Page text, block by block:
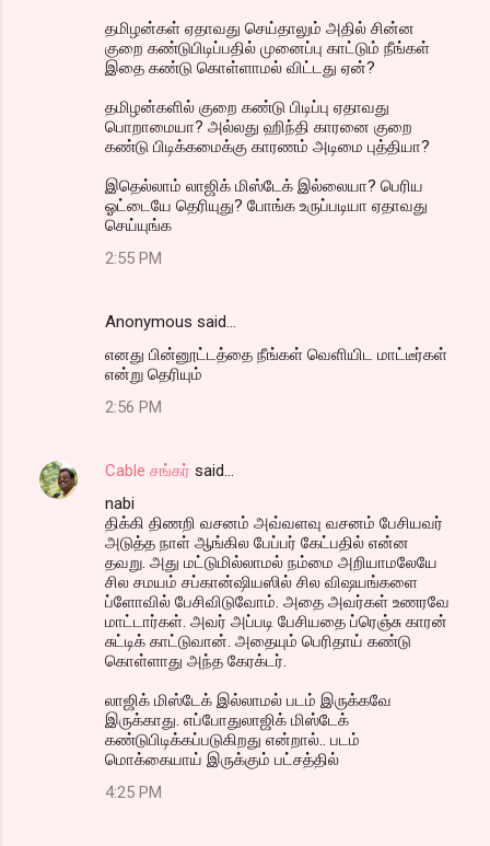
தமிழன்கள் ஏதாவது செய்தாலும் அதில் சின்ன
குறை கண்டுபிடிப்பதில் முனைப்பு காட்டும் நீங்கள்
இதை கண்டு கொள்ளாமல் விட்டது ஏன்?
தமிழன்களில் குறை கண்டு பிடிப்பு ஏதாவது
பொறாமையா? அல்லது ஹிந்தி காரனை குறை
கண்டு பிடிக்கமைக்கு காரணம் அடிமை புத்தியா?
இதெல்லாம் லாஜிக் மிஸ்டேக் இல்லையா? பெரிய
ஓட்டையே தெரியுது? போங்க உருப்படியா ஏதாவது
செய்யுங்க
2:55 PM
Anonymous said…
எனது பின்னூட்டத்தை நீங்கள் வெளியிட மாட்டீர்கள்
என்று தெரியும்
2:56 PM
Cable சங்கர் said…
nabi
திக்கி திணறி வசனம் அவ்வளவு வசனம் பேசியவர்
அடுத்த நாள் ஆங்கில பேப்பர் கேட்பதில் என்ன
தவறு. அது மட்டுமில்லாமல் நம்மை அறியாமலேயே
சில சமயம் சப்கான்ஷியஸில் சில விஷயங்களை
ப்ளோவில் பேசிவிடுவோம். அதை அவர்கள் உணரவே
மாட்டார்கள். அவர் அப்படி பேசியதை ப்ரெஞ்சு காரன்
சுட்டிக் காட்டுவான். அதையும் பெரிதாய் கண்டு
கொள்ளாது அந்த கேரக்டர்.
லாஜிக் மிஸ்டேக் இல்லாமல் படம் இருக்கவே
இருக்காது. எப்போதுலாஜிக் மிஸ்டேக்
கண்டுபிடிக்கப்படுகிறது என்றால்.. படம்
மொக்கையாய் இருக்கும் பட்சத்தில்
4:25 PM